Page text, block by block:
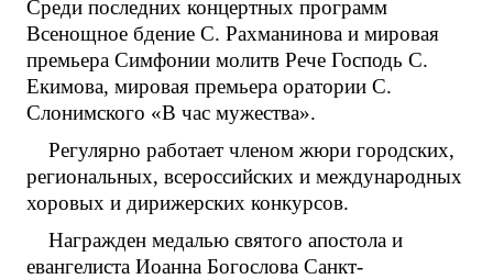
Среди последних концертных программ
Всенощное бдение С. Рахманинова и мировая
премьера Симфонии молитв Рече Господь С.
Екимова, мировая премьера оратории С.
Слонимского «В час мужества».
Регулярно работает членом жюри городских,
региональных, всероссийских и международных
хоровых и дирижерских конкурсов.
Награжден медалью святого апостола и
евангелиста Иоанна Богослова Санкт-